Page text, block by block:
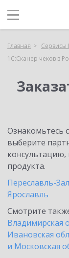
Главная Сервисы
1С:Сканер чеков в
Ознакомьтесь
выберите
продукта.
Переславль-
Ярославль
Смотрите
Владимирская
Ивановская
и Московская